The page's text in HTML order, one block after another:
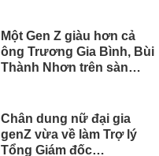
Một Gen Z giàu hơn cả
ông Trương Gia Bình, Bùi
Thành Nhơn trên sàn
Chân dung nữ đại gia
genZ vừa về làm Trợ lý
Tổng Giám đốc